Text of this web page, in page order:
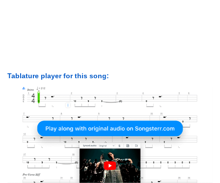
Tablature player for this song: